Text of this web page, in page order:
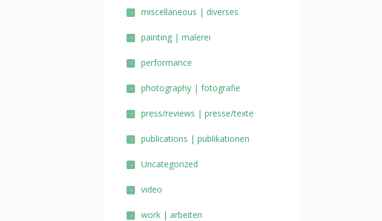
miscellaneous | diverses
painting | malerei
performance
photography | fotografie
press/reviews | presse/texte
publications | publikationen
Uncategorized
video
work | arbeiten